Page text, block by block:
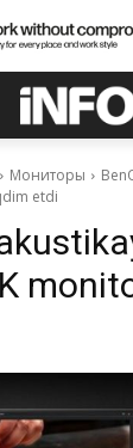
Мониторы
etdi